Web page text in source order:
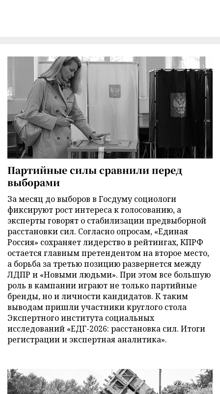
Партийные силы сравнили перед
выборами
За месяц до выборов в Госдуму социологи
фиксируют рост интереса к голосованию, а
эксперты говорят о стабилизации предвыборной
расстановки сил. Согласно опросам, «Единая
Россия» сохраняет лидерство в рейтингах, КПРФ
остается главным претендентом на второе место,
а борьба за третью позицию развернется между
ЛДПР и «Новыми людьми». При этом все большую
роль в кампании играют не только партийные
бренды, но и личности кандидатов. К таким
выводам пришли участники круглого стола
Экспертного института социальных
исследований «ЕДГ-2026: расстановка сил. Итоги
регистрации и экспертная аналитика».